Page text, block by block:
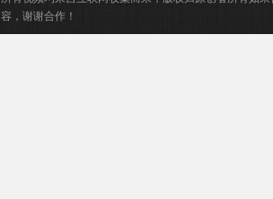
容，谢谢合作！